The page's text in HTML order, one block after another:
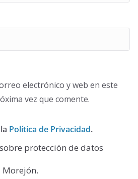
electrónico y web en este
vez que comente.
Política de Privacidad.
protección de datos
Morejón.